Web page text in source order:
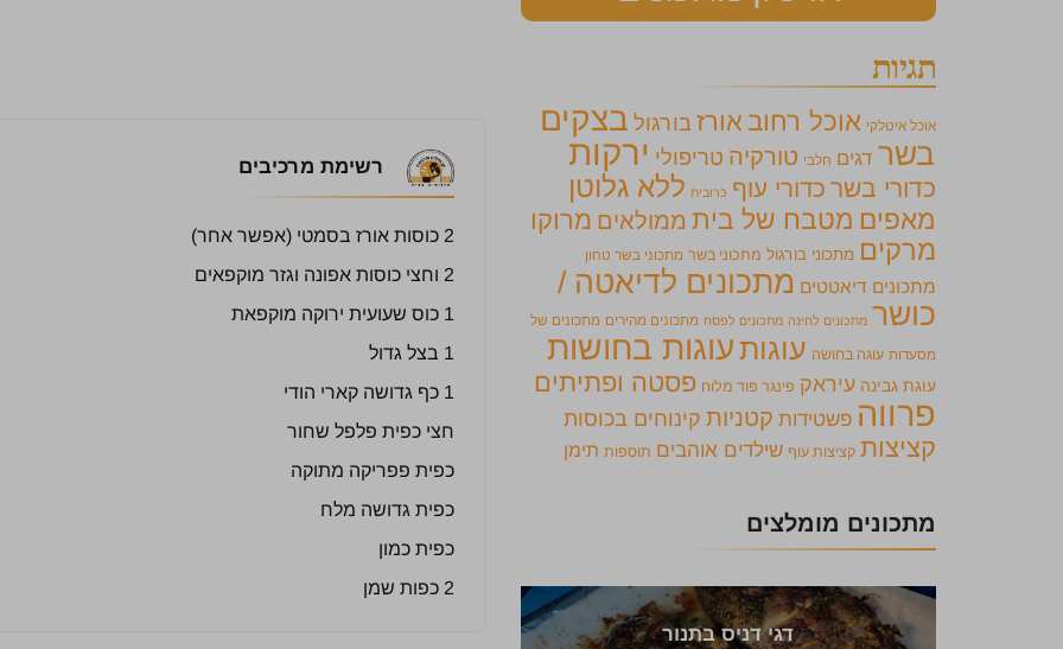
תגיות
אוכל איטלקי אוכל רחוב אורזבורגול בצקים
בשר דגים חלבי טורקיה טריפולי ירקות
כדורי בשר כדורי עוף כרובית ללא גלוטן
מאפים מטבח של בית ממולאים מרוקו
מרקים מתכוני בורגול מתכוני בשר מתכוני בשר טחון
מתכונים דיאטטים מתכונים לדיאטה /
כושר מתכונים לחינה מתכונים לפסח מתכונים מהירים מתכונים של
מסעדות עוגה בחושה עוגותעוגות בחושות
עוגת גבינה עיראק פינגר פוד מלוח פסטה ופתיתים
פרווה פשטידות קטניות קינוחים בכוסות
קציצות קציצות עוף שילדים אוהבים תוספות תימן
מתכונים מומלצים
דגי דניס בתנור
רשימת מרכיבים
2 כוסות אורז בסמטי (אפשר אחר)
2 וחצי כוסות אפונה וגזר מוקפאים
1 כוס שעועית ירוקה מוקפאת
1 בצל גדול
1 כף גדושה קארי הודי
חצי כפית פלפל שחור
כפית פפריקה מתוקה
כפית גדושה מלח
כפית כמון
2 כפות שמן